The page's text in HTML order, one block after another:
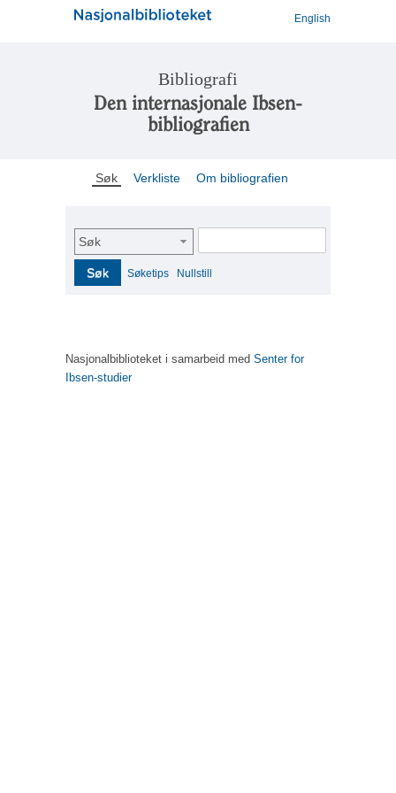
English
Bibliografi
Den internasjonale Ibsen-
bibliografien
Søk Verkliste Om bibliografien
Søk
Søk Søketips Nullstill
Nasjonalbiblioteket i samarbeid med Senter for
Ibsen-studier